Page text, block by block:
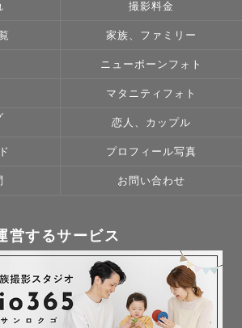
撮影料金
家族、ファミリー
ニューボーンフォト
マタニティフォト
恋人、カップル
プロフィール写真
お問い合わせ
営するサービス